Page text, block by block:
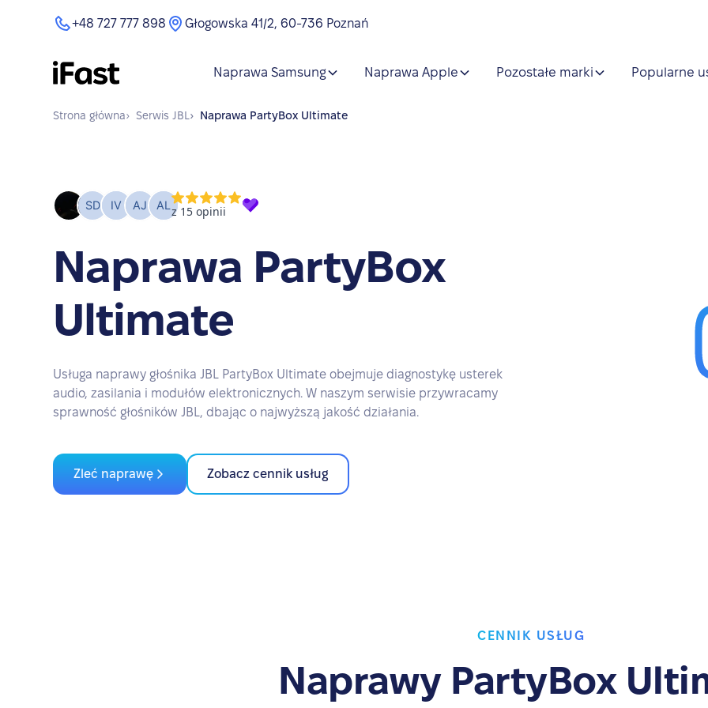
+48 727 777 898 Głogowska 41/2, 60-736 Poznań
Naprawa Samsung Naprawa Apple Pozostałe marki Popularne
Strona główna› Serwis JBL › Naprawa PartyBox Ultimate
Naprawa PartyBox
Ultimate
Usługa naprawy głośnika JBL PartyBox Ultimate obejmuje diagnostykę usterek
audio, zasilania i modułów elektronicznych. W naszym serwisie przywracamy
sprawność głośników JBL, dbając o najwyższą jakość działania.
Zleć naprawę Zobacz cennik usług
CENNIK USŁUG
Naprawy PartyBox